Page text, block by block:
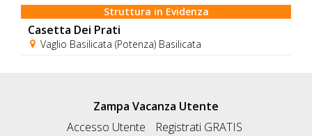
Struttura in Evidenza
Casetta Dei Prati
Vaglio Basilicata (Potenza) Basilicata
Zampa Vacanza Utente
Accesso Utente
Registrati GRATIS